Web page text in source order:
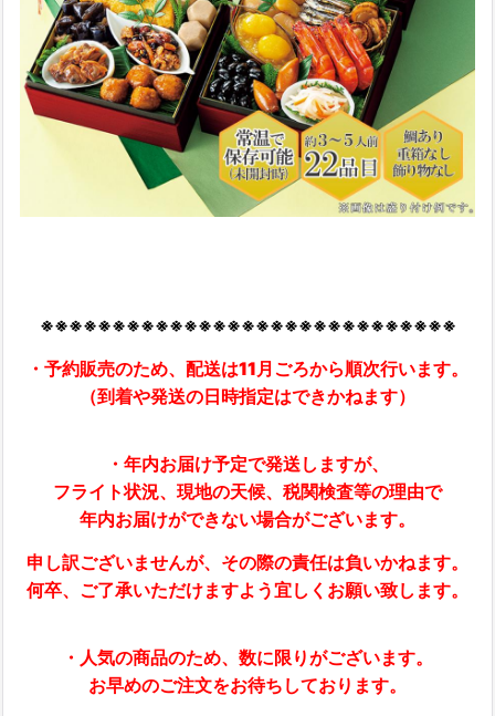
※※※※※※※※※※※※※※※※※※※※※※※※※※※※※
・予約販売のため、配送は11月ごろから順次行います。
（到着や発送の日時指定はできかねます）
・年内お届け予定で発送しますが、
フライト状況、現地の天候、税関検査等の理由で
年内お届けができない場合がございます。
申し訳ございませんが、その際の責任は負いかねます。
何卒、ご了承いただけますよう宜しくお願い致します。
・人気の商品のため、数に限りがございます。
お早めのご注文をお待ちしております。